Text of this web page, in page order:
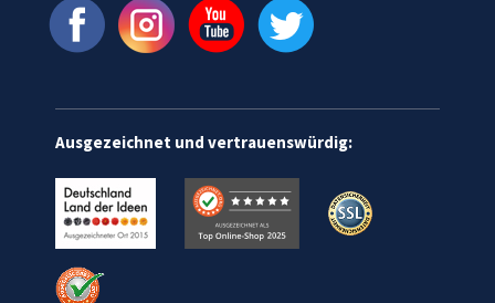
Ausgezeichnet und vertrauenswürdig: